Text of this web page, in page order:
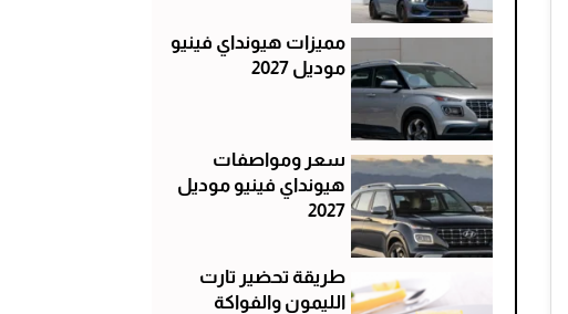
مميزات هيونداي فينيو
موديل 2027
سعر ومواصفات
هيونداي فينيو موديل
2027
طريقة تحضير تارت
الليمون والفواكة